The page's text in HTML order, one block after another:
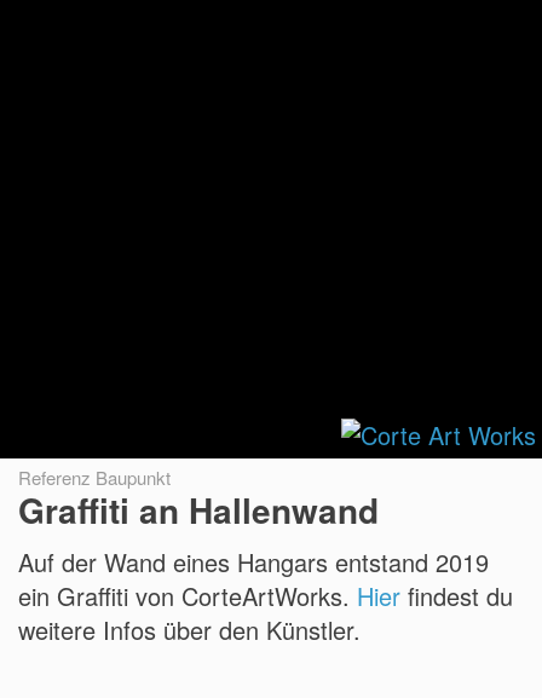
Referenz Baupunkt
Graffiti an Hallenwand
Auf der Wand eines Hangars entstand 2019
ein Graffiti von CorteArtWorks. Hier findest du
weitere Infos über den Künstler.